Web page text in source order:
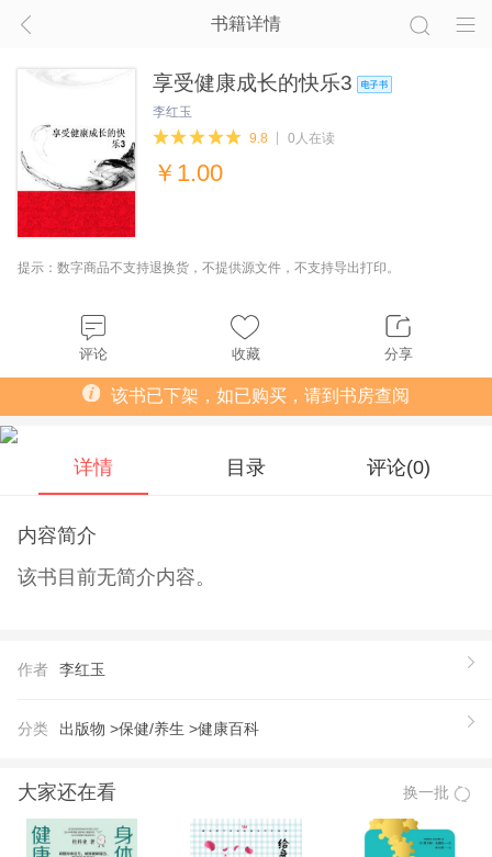
书籍详情
享受健康成长的快乐3
李红玉
9.8
0人在读
￥ 1.00
提示：数字商品不支持退换货，不提供源文件，不支持导出打印。
评论 收藏 分享
该书已下架，如已购买，请到书房查阅
详情 目录 评论(0)
内容简介
该书目前无简介内容。
作者 李红玉
分类 出版物 >保健/养生 >健康百科
大家还在看 换一批